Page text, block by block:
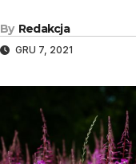
By Redakcja
GRU 7, 2021